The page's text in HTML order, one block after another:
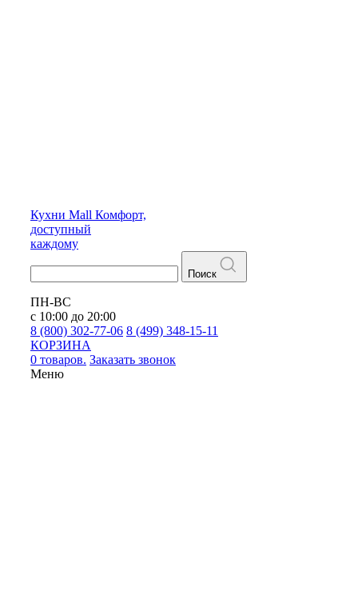
Кухни Mall Комфорт,
доступный
каждому
Поиск
ПН-ВС
с 10:00 до 20:00
8 (800) 302-77-06 8 (499) 348-15-11
КОРЗИНА
0 товаров. Заказать звонок
Меню